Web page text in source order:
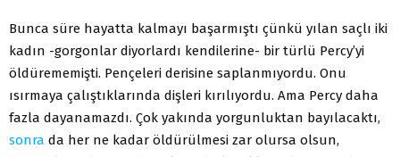
Bunca süre hayatta kalmayı başarmıştı çünkü yılan saçlı iki
kadın -gorgonlar diyorlardı kendilerine- bir türlü Percy’yi
öldürememişti. Pençeleri derisine saplanmıyordu. Onu
ısırmaya çalıştıklarında dişleri kırılıyordu. Ama Percy daha
fazla dayanamazdı. Çok yakında yorgunluktan bayılacaktı,
sonra da her ne kadar öldürülmesi zar olursa olsun,